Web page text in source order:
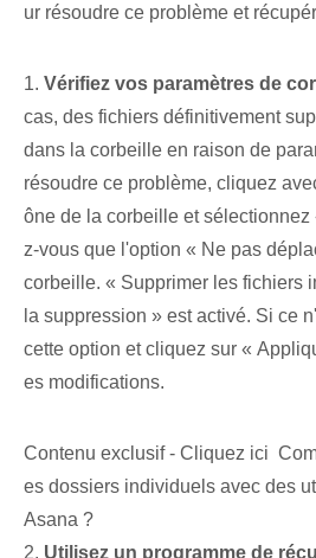
ur résoudre ce problème et
1. Vérifiez vos paramètres de
cas, des fichiers définitivement
dans la corbeille en raison de
résoudre ce problème, cliquez
ône de la corbeille et sélectionnez
z-vous que l'option « Ne pas
corbeille. « Supprimer les fichiers
la suppression » est activé. Si ce
cette option et cliquez sur «
es modifications.
Contenu exclusif - Cliquez ici
es dossiers individuels avec des
Asana ?
2. Utilisez un programme de